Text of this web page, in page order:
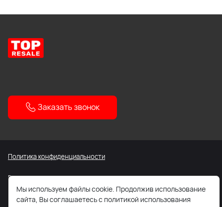
Заказать звонок
Политика конфиденциальности
Все содержащиеся на Сайте сведения носят исключительно
информационный характер. Не является публичной офертой.
Мы используем файлы cookie. Продолжив использование
сайта, Вы соглашаетесь с политикой использования